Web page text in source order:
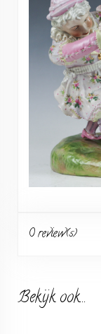
0 review(s)
Bekijk ook...